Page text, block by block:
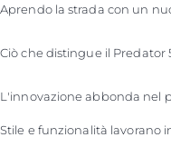
Aprendo la strada con un
Ciò che distingue il
L'innovazione abbonda nel